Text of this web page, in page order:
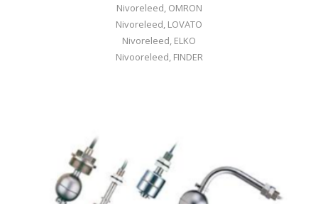
Nivoreleed, OMRON
Nivoreleed, LOVATO
Nivoreleed, ELKO
Nivooreleed, FINDER